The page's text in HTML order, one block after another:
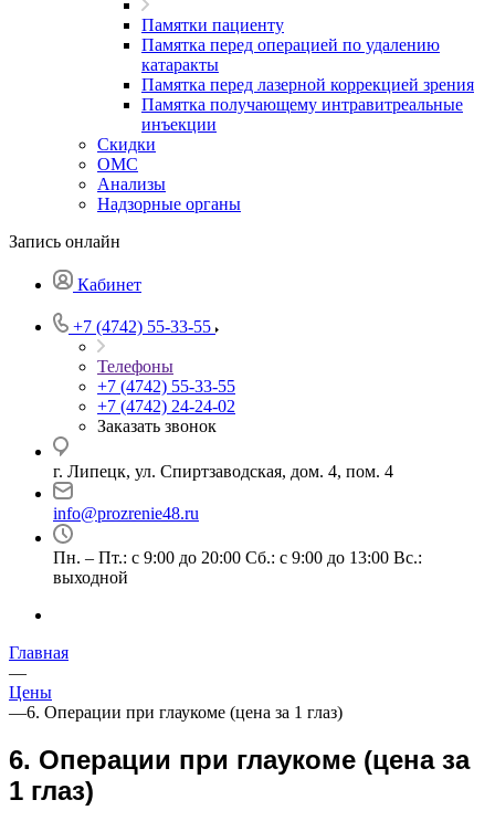
Памятки пациенту
Памятка перед операцией по удалению
катаракты
Памятка перед лазерной коррекцией зрения
Памятка получающему интравитреальные
инъекции
Скидки
ОМС
Анализы
Надзорные органы
Запись онлайн
Кабинет
+7 (4742) 55-33-55
Телефоны
+7 (4742) 55-33-55
+7 (4742) 24-24-02
Заказать звонок
г. Липецк, ул. Спиртзаводская, дом. 4, пом. 4
info@prozrenie48.ru
Пн. – Пт.: с 9:00 до 20:00 Сб.: с 9:00 до 13:00 Вс.:
выходной
Главная
—
Цены
—6. Операции при глаукоме (цена за 1 глаз)
6. Операции при глаукоме (цена за
1 глаз)